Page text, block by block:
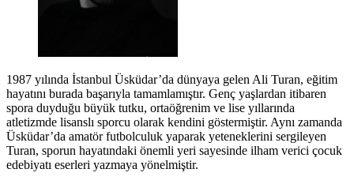
1987 yılında İstanbul Üsküdar’da dünyaya gelen Ali Turan, eğitim
hayatını burada başarıyla tamamlamıştır. Genç yaşlardan itibaren
spora duyduğu büyük tutku, ortaöğrenim ve lise yıllarında
atletizmde lisanslı sporcu olarak kendini göstermiştir. Aynı zamanda
Üsküdar’da amatör futbolculuk yaparak yeteneklerini sergileyen
Turan, sporun hayatındaki önemli yeri sayesinde ilham verici çocuk
edebiyatı eserleri yazmaya yönelmiştir.